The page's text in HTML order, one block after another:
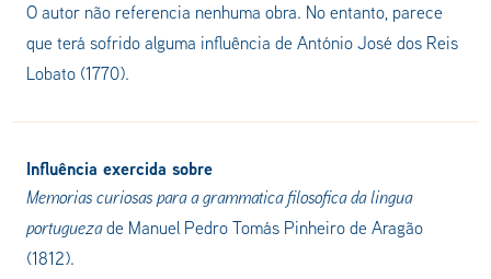
O autor não referencia nenhuma obra. No entanto, parece
que terá sofrido alguma influência de António José dos Reis
Lobato (1770).
Influência exercida sobre
Memorias curiosas para a grammatica filosofica da lingua
portuguezade Manuel Pedro Tomás Pinheiro de Aragão
(1812).